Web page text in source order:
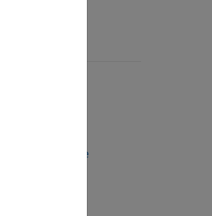
File Exchange